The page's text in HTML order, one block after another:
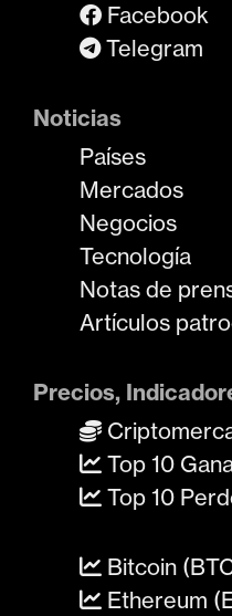
Facebook
Telegram
Noticias
Países
Mercados
Negocios
Tecnología
Notas de
Artículos
Precios,
Top 10
Top 10
Bitcoin
Ethereum